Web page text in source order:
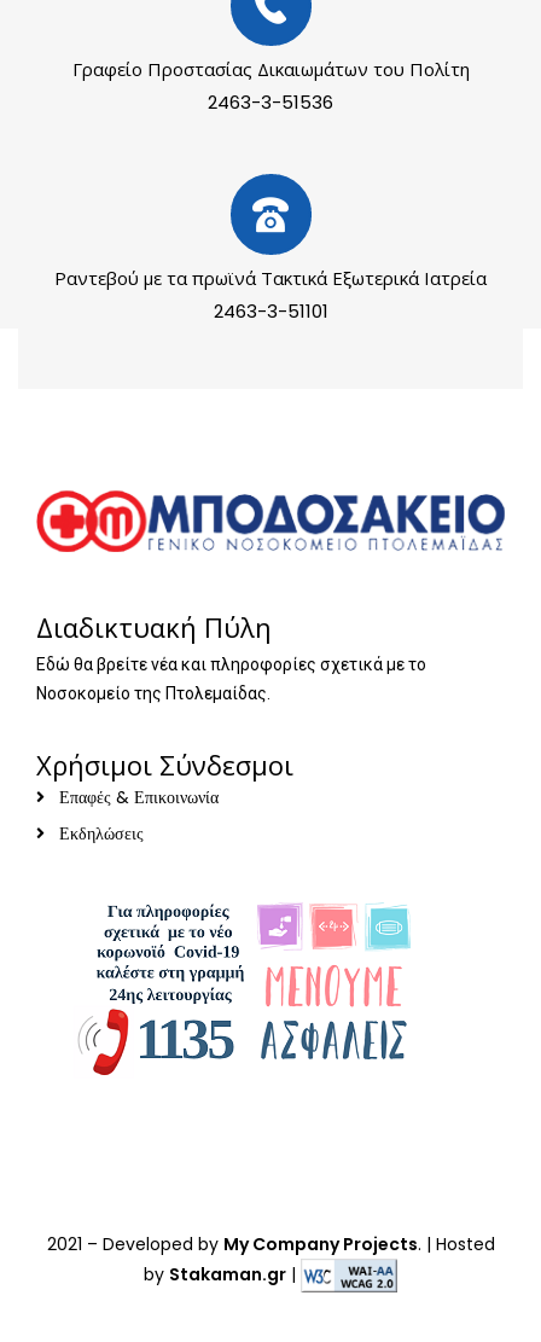
Γραφείο Προστασίας Δικαιωμάτων του Πολίτη
2463-3-51536
Ραντεβού με τα πρωϊνά Τακτικά Εξωτερικά Ιατρεία
2463-3-51101
Διαδικτυακή Πύλη
Εδώ θα βρείτε νέα και πληροφορίες σχετικά με το
Νοσοκομείο της Πτολεμαίδας.
Χρήσιμοι Σύνδεσμοι
Επαφές & Επικοινωνία
Εκδηλώσεις
2021 – Developed by My Company Projects. | Hosted
by Stakaman.gr |